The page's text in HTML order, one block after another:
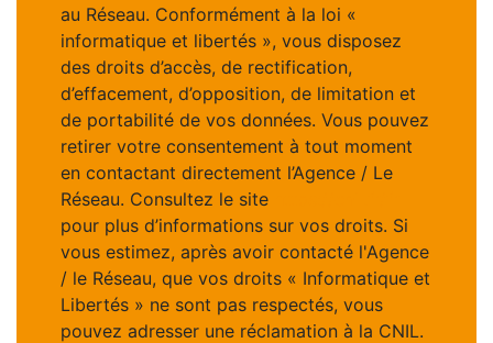
au Réseau. Conformément à la loi «
informatique et libertés », vous disposez
des droits d’accès, de rectification,
d’effacement, d’opposition, de limitation et
de portabilité de vos données. Vous pouvez
retirer votre consentement à tout moment
en contactant directement l’Agence / Le
Réseau. Consultez le site
pour plus d’informations sur vos droits. Si
vous estimez, après avoir contacté l'Agence
/ le Réseau, que vos droits « Informatique et
Libertés » ne sont pas respectés, vous
pouvez adresser une réclamation à la CNIL.